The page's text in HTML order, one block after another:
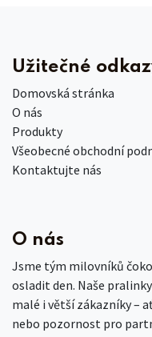
Užitečné
Domovská stránka
O nás
Produkty
Všeobecné obchodní
Kontaktujte nás
O nás
Jsme tým milovníků
osladit den. Naše
malé i větší zákazníky –
nebo pozornost pro